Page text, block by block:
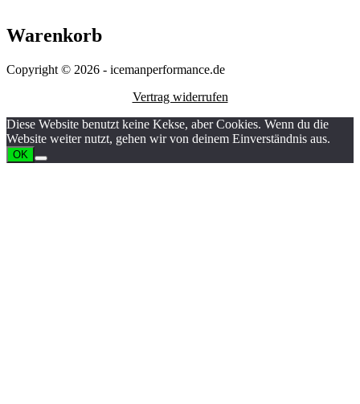
Warenkorb
Copyright © 2026 - icemanperformance.de
Vertrag widerrufen
Diese Website benutzt keine Kekse, aber Cookies. Wenn du die
Website weiter nutzt, gehen wir von deinem Einverständnis aus.
OK